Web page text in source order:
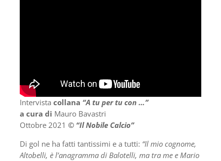
Intervista collana “A tu per tu con …”
a cura di Mauro Bavastri
Ottobre 2021 © “Il Nobile Calcio”
Di gol ne ha fatti tantissimi e a tutti: “Il mio cognome,
Altobelli, è l’anagramma di Balotelli, ma tra me e Mario